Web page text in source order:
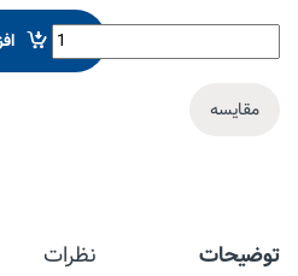
لوله 38 ضخامت 0.55میلیمتر استیل 201 ساموین quantity
مقایسه
توضیحات نظرات